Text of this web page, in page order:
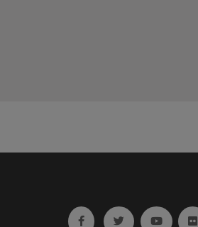
Ir a facebook (abre en
Ir a twitter (abre
Ir a